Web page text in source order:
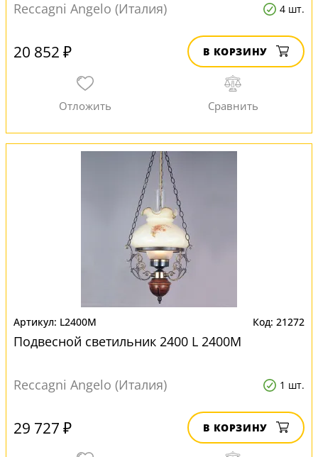
Reccagni Angelo (Италия) 4 шт.
20 852 ₽ В КОРЗИНУ
L2400M 21272
Подвесной светильник 2400 L 2400M
Reccagni Angelo (Италия) 1 шт.
29 727 ₽ В КОРЗИНУ